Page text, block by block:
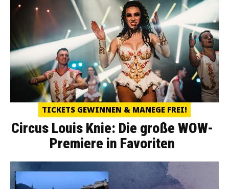
TICKETS GEWINNEN & MANEGE FREI!
Circus Louis Knie: Die große WOW-
Premiere in Favoriten